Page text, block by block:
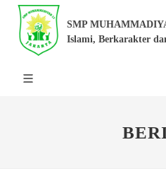
SMP
Islami, Berkarakter